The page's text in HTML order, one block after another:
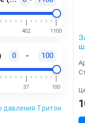
402 1100
0 - 100
37 100